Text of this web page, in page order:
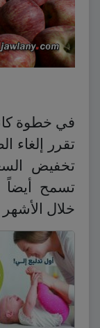
في خطوة
تقرر إلغاء
تخفيض
خلال الأشهر